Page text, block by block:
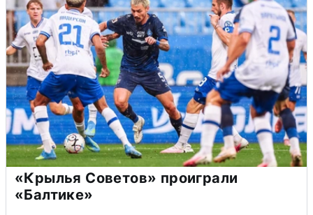
«Крылья Советов» проиграли
«Балтике»